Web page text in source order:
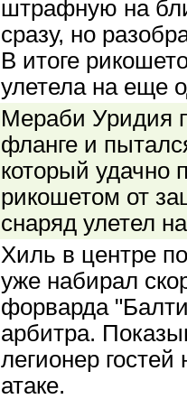
штрафную на
сразу, но
В итоге
улетела на еще
Мераби Уридия
фланге и
который удачно
рикошетом от
снаряд улетел
Хиль в центре
уже набирал
форварда
арбитра.
легионер
атаке.